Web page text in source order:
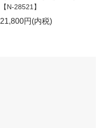
【N-28521】
21,800円(内税)